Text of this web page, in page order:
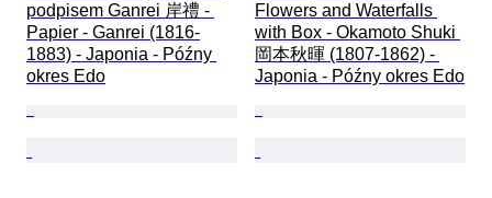
podpisem Ganrei 岸禮 -
Papier - Ganrei (1816-
1883) - Japonia - Późny
okres Edo
Flowers and Waterfalls
with Box - Okamoto Shuki
岡本秋暉 (1807-1862) -
Japonia - Późny okres Edo